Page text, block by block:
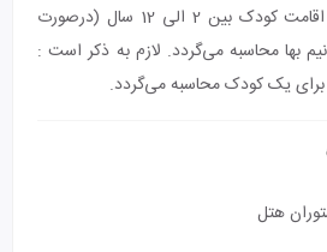
می‌باشد و بازه سنی برای اقامت کودک بین 2 الی 12 سال (درصورت
بها محاسبه می‌گردد. لازم به ذکر است :
برای یک کودک محاسبه می‌گردد.
هتل